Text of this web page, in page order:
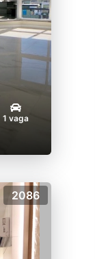
1 vaga
2086